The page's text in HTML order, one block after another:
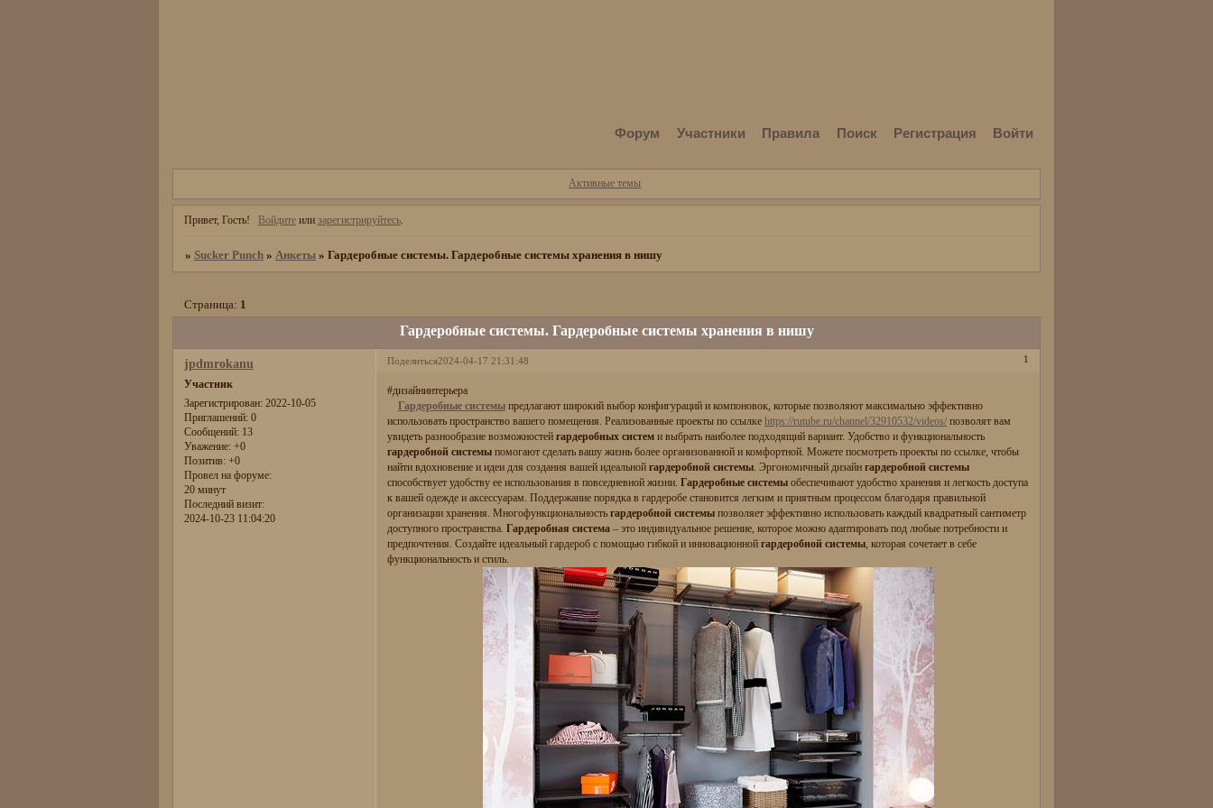
Форум Участники Правила Поиск Регистрация Войти
Активные темы
Привет, Гость! Войдитеили зарегистрируйтесь.
» Sucker Punch » Анкеты » Гардеробные системы. Гардеробные системы хранения в нишу
Гардеробные системы. Гардеробные системы хранения в нишу
Страница: 1
Поделиться 1
2024-04-17 21:31:48
jpdmrokanu
Участник
Зарегистрирован: 2022-10-05
Приглашений:0
Сообщений:13
Уважение: +0
Позитив: +0
Провел на форуме:
20 минут
Последний визит:
2024-10-23 11:04:20
#дизайнинтерьера
Гардеробные системы предлагают широкий выбор конфигураций и компоновок, которые позволяют максимально эффективно
использовать пространство вашего помещения. Реализованные проекты по ссылкеhttps://rutube.ru/channel/32910532/videos/ позволят вам
увидеть разнообразие возможностейгардеробных систем и выбрать наиболее подходящий вариант. Удобство и функциональность
гардеробной системы помогают сделать вашу жизнь более организованной и комфортной. Можете посмотреть проекты по ссылке, чтобы
найти вдохновение и идеи для создания вашей идеальнойгардеробной системы. Эргономичный дизайнгардеробной системы
способствует удобству ее использования в повседневной жизни.Гардеробные системы обеспечивают удобство хранения и легкость доступа
к вашей одежде и аксессуарам. Поддержание порядка в гардеробе становится легким и приятным процессом благодаря правильной
организации хранения. Многофункциональностьгардеробной системы позволяет эффективно использовать каждый квадратный сантиметр
доступного пространства.Гардеробная система – это индивидуальное решение, которое можно адаптировать под любые потребности и
предпочтения. Создайте идеальный гардероб с помощью гибкой и инновационнойгардеробной системы, которая сочетает в себе
функциональность и стиль.